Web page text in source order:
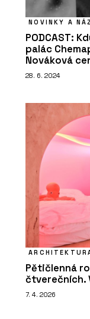
NOVINKY A
PODCAST:
palác
Nováková
28. 6. 2024
Pětičlenná
čtverečních.
7. 4. 2026